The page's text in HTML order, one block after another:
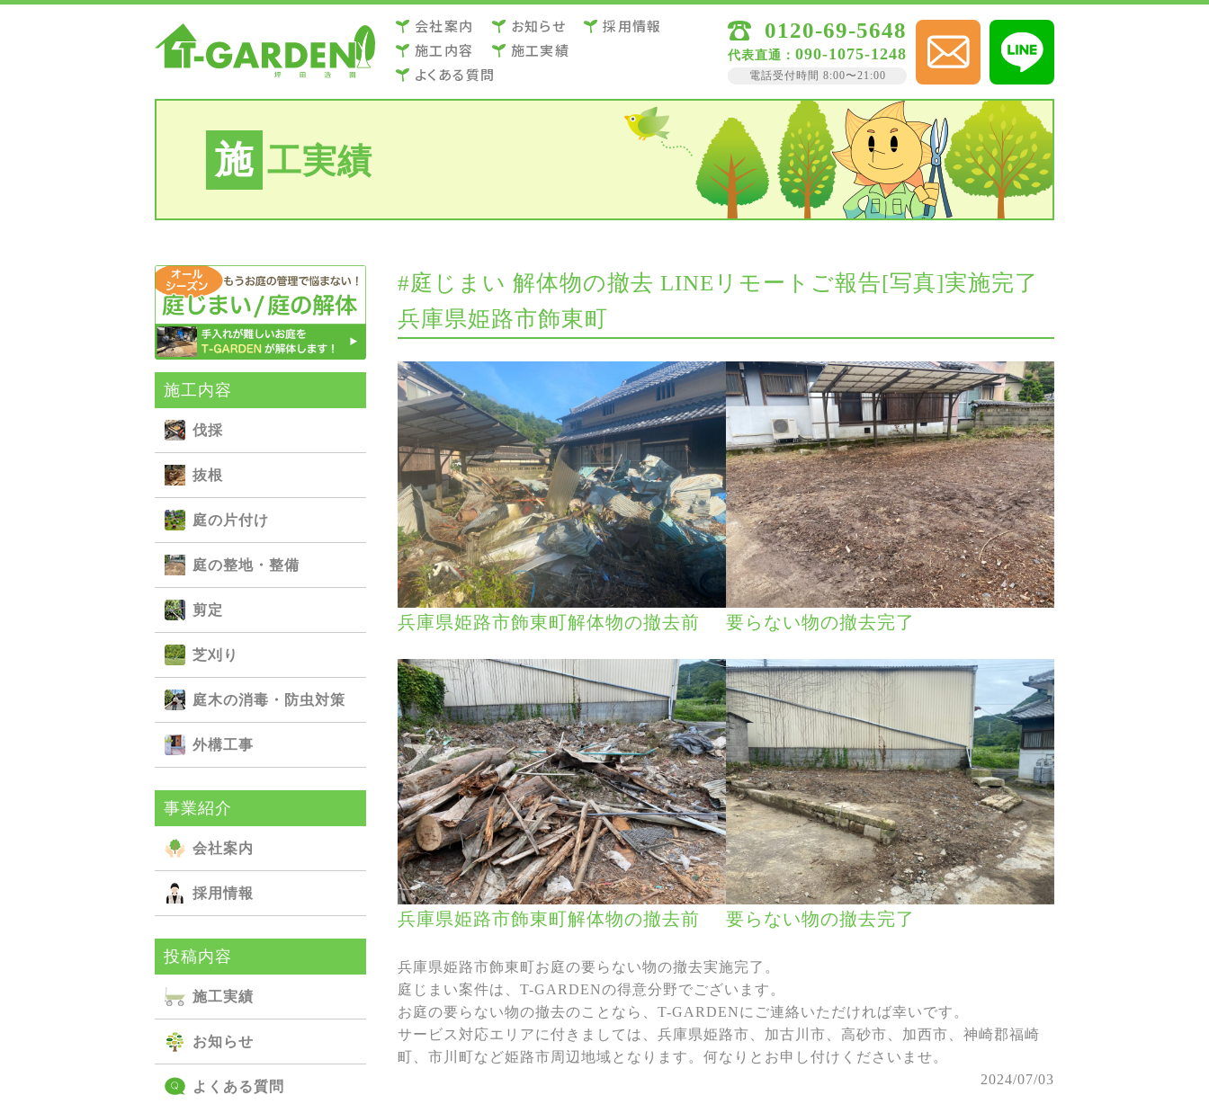
会社案内 お知らせ
採用情報
施⼯内容
施⼯実績
よくある質問
0120-69-5648
代表直通： 090-1075-1248
電話受付時間 8:00〜21:00
施 工実績
施⼯内容
伐採
抜根
庭の⽚付け
庭の整地・整備
剪定
芝刈り
庭⽊の消毒・防⾍対策
外構⼯事
事業紹介
会社案内
採用情報
投稿内容
施⼯実績
お知らせ
よくある質問
#庭じまい 解体物の撤去 LINEリモートご報告[写真]実施完了
兵庫県姫路市飾東町
兵庫県姫路市飾東町解体物の撤去前 要らない物の撤去完了
兵庫県姫路市飾東町解体物の撤去前 要らない物の撤去完了
兵庫県姫路市飾東町お庭の要らない物の撤去実施完了。
庭じまい案件は、T-GARDENの得意分野でございます。
お庭の要らない物の撤去のことなら、T-GARDENにご連絡いただければ幸いです。
サービス対応エリアに付きましては、兵庫県姫路市、加古川市、高砂市、加西市、神崎郡福崎
町、市川町など姫路市周辺地域となります。何なりとお申し付けくださいませ。
2024/07/03